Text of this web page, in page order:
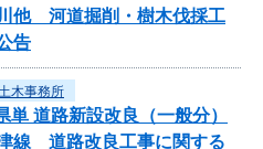
他 河道掘削・樹木伐採工
告
木事務所
道路新設改良（一般分）
線 道路改良工事に関する